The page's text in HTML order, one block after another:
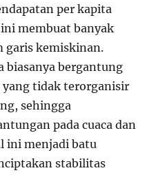
per kapita
membuat banyak
garis kemiskinan.
biasanya bergantung
tidak terorganisir
sehingga
pada cuaca dan
ini menjadi batu
stabilitas